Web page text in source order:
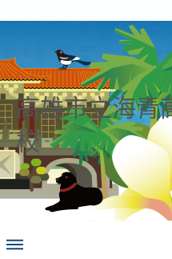
高雄市立海青
校